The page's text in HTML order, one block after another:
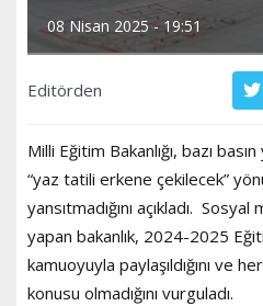
08 Nisan 2025 - 19:51
Editörden
Milli Eğitim Bakanlığı, bazı
“yaz tatili erkene çekilecek”
yansıtmadığını açıkladı.
yapan bakanlık, 2024-2025
kamuoyuyla paylaşıldığını ve
konusu olmadığını vurguladı.